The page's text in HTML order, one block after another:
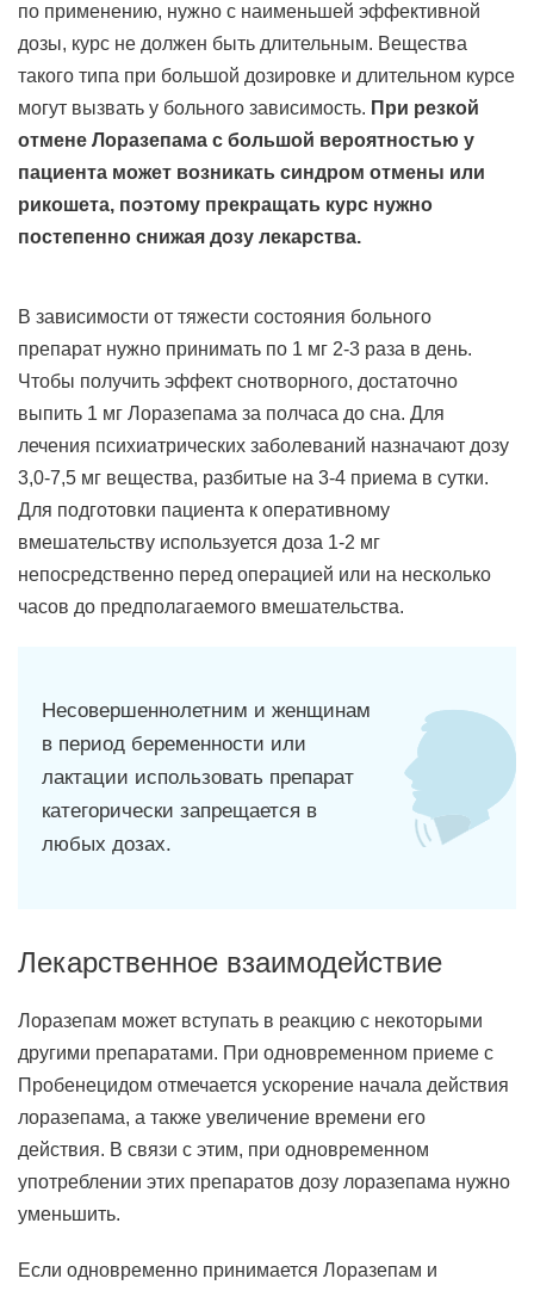
по применению, нужно с наименьшей эффективной
дозы, курс не должен быть длительным. Вещества
такого типа при большой дозировке и длительном курсе
могут вызвать у больного зависимость. При резкой
отмене Лоразепама с большой вероятностью у
пациента может возникать синдром отмены или
рикошета, поэтому прекращать курс нужно
постепенно снижая дозу лекарства.
В зависимости от тяжести состояния больного
препарат нужно принимать по 1 мг 2-3 раза в день.
Чтобы получить эффект снотворного, достаточно
выпить 1 мг Лоразепама за полчаса до сна. Для
лечения психиатрических заболеваний назначают дозу
3,0-7,5 мг вещества, разбитые на 3-4 приема в сутки.
Для подготовки пациента к оперативному
вмешательству используется доза 1-2 мг
непосредственно перед операцией или на несколько
часов до предполагаемого вмешательства.
Несовершеннолетним и женщинам
в период беременности или
лактации использовать препарат
категорически запрещается в
любых дозах.
Лекарственное взаимодействие
Лоразепам может вступать в реакцию с некоторыми
другими препаратами. При одновременном приеме с
Пробенецидом отмечается ускорение начала действия
лоразепама, а также увеличение времени его
действия. В связи с этим, при одновременном
употреблении этих препаратов дозу лоразепама нужно
уменьшить.
Если одновременно принимается Лоразепам и